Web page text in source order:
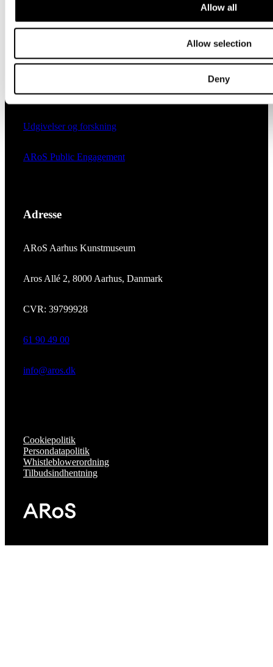
Allow all
Allow selection
Deny
Undervisningsforløb
ARoS Bibliotek
Udgivelser og forskning
ARoS Public Engagement
Adresse
ARoS Aarhus Kunstmuseum
Aros Allé 2, 8000 Aarhus, Danmark
CVR: 39799928
61 90 49 00
info@aros.dk
Cookiepolitik
Persondatapolitik
Whistleblowerordning
Tilbudsindhentning